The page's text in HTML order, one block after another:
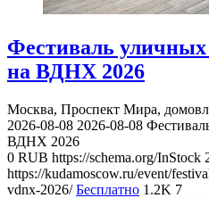
Фестиваль уличных
на ВДНХ 2026
Москва, Проспект Мира,
2026-08-08 2026-08-08
ВДНХ 2026
0 RUB https://schema.org/InStock
https://kudamoscow.ru/event/
vdnx-2026/ Бесплатно 1.2K 7